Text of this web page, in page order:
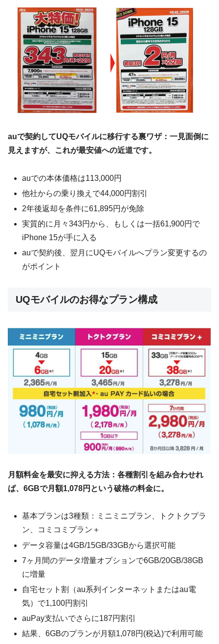
auで契約してUQモバイルに移行する裏ワザ：一見面倒に
見えますが、これが最安値への近道です。
auでの本体価格は113,000円
他社からの乗り換えで44,000円割引
2年後返却を条件に61,895円が免除
実質的に月々343円から、もしくは一括61,900円で
iPhone 15が手に入る
auで契約後、翌月にUQモバイルへプラン変更するの
がポイント
UQモバイルのお得なプラン構成
月額料金を最安に抑える方法：各種割引を組み合わせれ
ば、6GBで月額1,078円という破格の料金に。
基本プランは3種類：ミニミニプラン、トクトクプラ
ン、コミコミプラン＋
データ容量は4GB/15GB/33GBから選択可能
7ヶ月間のデータ増量オプションで6GB/20GB/38GB
に増量
自宅セット割（au系列インターネットまたはau電
気）で1,100円割引
auPay支払いでさらに187円割引
結果、6GBのプランが月額1,078円(税込)で利用可能